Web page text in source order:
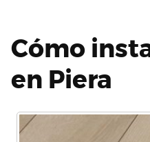
Cómo
en Piera